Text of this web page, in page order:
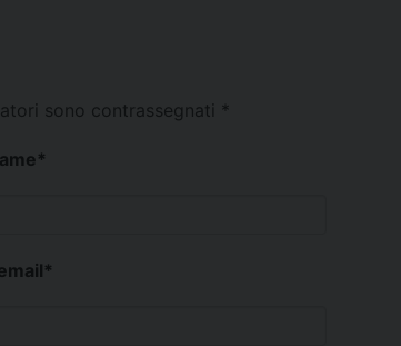
sono contrassegnati *
*
*